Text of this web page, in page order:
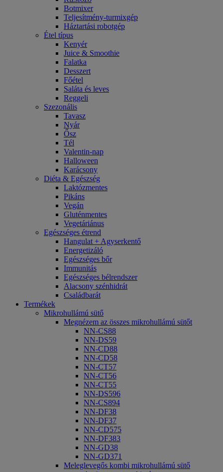
Botmixer
Teljesítmény-turmixgép
Háztartási robotgép
Étel típus
Kenyér
Juice & Smoothie
Falatka
Desszert
Főétel
Saláta és leves
Reggeli
Szezonális
Tavasz
Nyár
Ősz
Tél
Valentin-nap
Halloween
Karácsony
Diéta & Egészség
Laktózmentes
Pikáns
Vegán
Gluténmentes
Vegetáriánus
Egészséges étrend
Hangulat + Agyserkentő
Energetizáló
Egészséges bőr
Immunitás
Egészséges bélrendszer
Alacsony szénhidrát
Családbarát
Termékek
Mikrohullámú sütő
Megnézem az összes mikrohullámú sütőt
NN-CS88
NN-DS59
NN-CD88
NN-CD58
NN-CT57
NN-CT56
NN-CT55
NN-DS596
NN-CS894
NN-DF38
NN-DF37
NN-CD575
NN-DF383
NN-GD38
NN-GD371
Meleglevegős kombi mikrohullámú sütő